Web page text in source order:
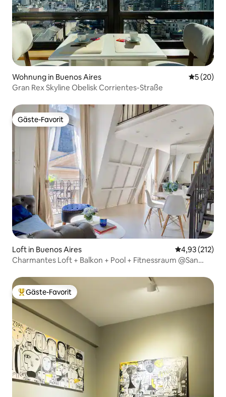
Wohnung in Buenos Aires
5 (20)
Gran Rex Skyline Obelisk Corrientes-Straße
Gäste-Favorit
Gäste-Favorit
Loft in Buenos Aires
4,93 (212)
Charmantes Loft + Balkon + Pool + Fitnessraum @San
Beliebter Gäste-Favorit.
Gäste-Favorit